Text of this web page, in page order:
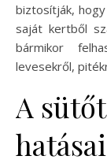
biztosítják,
saját kertből
bármikor
levesekről,
A
hatásai